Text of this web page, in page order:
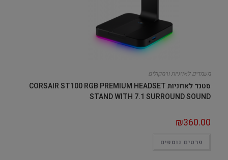
מעמדים לאוזניות ורמקולים
סטנד לאוזניות CORSAIR ST100 RGB PREMIUM HEADSET
STAND WITH 7.1 SURROUND SOUND
₪360.00
פרטים נוספים